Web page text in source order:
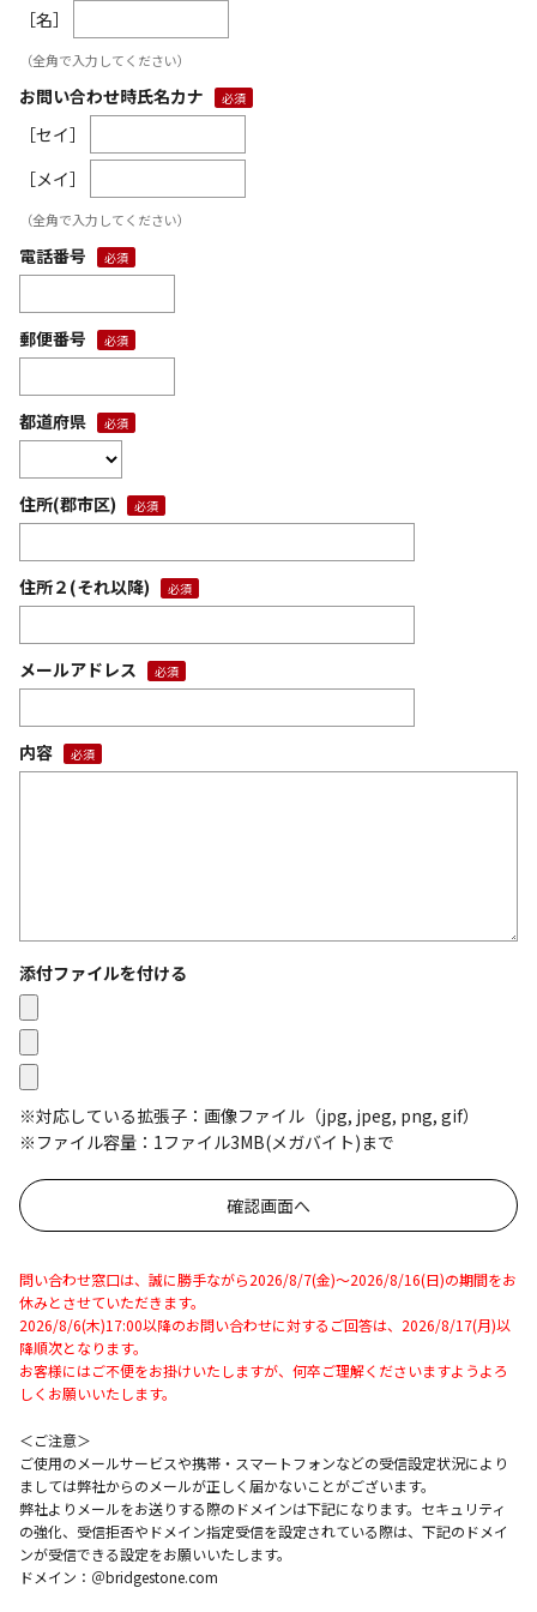
［名］
（全角で入力してください）
お問い合わせ時氏名カナ
［セイ］
［メイ］
（全角で入力してください）
電話番号
郵便番号
都道府県
住所(郡市区)
住所２(それ以降)
メールアドレス
内容
添付ファイルを付ける
※対応している拡張子：画像ファイル（jpg, jpeg, png, gif）
※ファイル容量：1ファイル3MB(メガバイト)まで
問い合わせ窓口は、誠に勝手ながら2026/8/7(金)～2026/8/16(日)の期間をお
休みとさせていただきます。
2026/8/6(木)17:00以降のお問い合わせに対するご回答は、2026/8/17(月)以
降順次となります。
お客様にはご不便をお掛けいたしますが、何卒ご理解くださいますようよろ
しくお願いいたします。
＜ご注意＞
ご使用のメールサービスや携帯・スマートフォンなどの受信設定状況により
ましては弊社からのメールが正しく届かないことがございます。
弊社よりメールをお送りする際のドメインは下記になります。セキュリティ
の強化、受信拒否やドメイン指定受信を設定されている際は、下記のドメイ
ンが受信できる設定をお願いいたします。
ドメイン：＠bridgestone.com